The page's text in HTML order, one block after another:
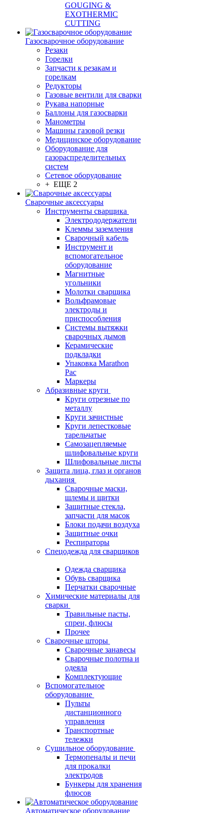
GOUGING &
EXOTHERMIC
CUTTING
Газосварочное оборудование
Резаки
Горелки
Запчасти к резакам и
горелкам
Редукторы
Газовые вентили для сварки
Рукава напорные
Баллоны для газосварки
Манометры
Машины газовой резки
Медицинское оборудование
Оборудование для
газораспределительных
систем
Сетевое оборудование
+ ЕЩЕ 2
Сварочные аксессуары
Инструменты сварщика
Электрододержатели
Клеммы заземления
Сварочный кабель
Инструмент и
вспомогательное
оборудование
Магнитные
угольники
Молотки сварщика
Вольфрамовые
электроды и
приспособления
Системы вытяжки
сварочных дымов
Керамические
подкладки
Упаковка Marathon
Pac
Маркеры
Абразивные круги
Круги отрезные по
металлу
Круги зачистные
Круги лепестковые
тарельчатые
Самозацепляемые
шлифовальные круги
Шлифовальные листы
Защита лица, глаз и органов
дыхания
Сварочные маски,
шлемы и щитки
Защитные стекла,
запчасти для масок
Блоки подачи воздуха
Защитные очки
Респираторы
Спецодежда для сварщиков
Одежда сварщика
Обувь сварщика
Перчатки сварочные
Химические материалы для
сварки
Травильные пасты,
спреи, флюсы
Прочее
Сварочные шторы
Сварочные занавесы
Сварочные полотна и
одеяла
Комплектующие
Вспомогательное
оборудование
Пульты
дистанционного
управления
Транспортные
тележки
Сушильное оборудование
Термопеналы и печи
для прокалки
электродов
Бункеры для хранения
флюсов
Автоматическое оборудование